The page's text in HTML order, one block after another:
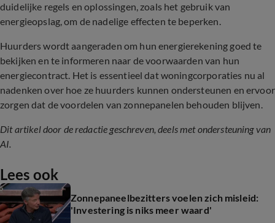
duidelijke regels en oplossingen, zoals het gebruik van
energieopslag, om de nadelige effecten te beperken.
Huurders wordt aangeraden om hun energierekening goed te
bekijken en te informeren naar de voorwaarden van hun
energiecontract. Het is essentieel dat woningcorporaties nu al
nadenken over hoe ze huurders kunnen ondersteunen en ervoor
zorgen dat de voordelen van zonnepanelen behouden blijven.
Dit artikel door de redactie geschreven, deels met ondersteuning van
AI.
Lees ook
Zonnepaneelbezitters voelen zich misleid:
'Investering is niks meer waard'